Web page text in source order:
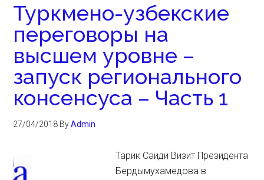
Туркмено-узбекские
переговоры на
высшем уровне –
запуск регионального
консенсуса – Часть 1
27/04/2018 ByAdmin
Тарик Саиди Визит Президента
Бердымухамедова в